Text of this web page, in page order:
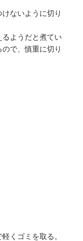
ないように切り
ようだと煮てい
で、慎重に切り
くゴミを取る。